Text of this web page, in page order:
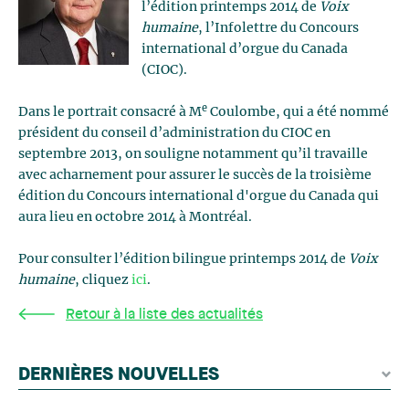
l’édition printemps 2014 de Voix
humaine, l’Infolettre du Concours
international d’orgue du Canada
(CIOC).
Dans le portrait consacré à Me Coulombe, qui a été nommé
président du conseil d’administration du CIOC en
septembre 2013, on souligne notamment qu’il travaille
avec acharnement pour assurer le succès de la troisième
édition du Concours international d'orgue du Canada qui
aura lieu en octobre 2014 à Montréal.
Pour consulter l’édition bilingue printemps 2014 de Voix
humaine, cliquez ici.
Retour à la liste des actualités
DERNIÈRES NOUVELLES